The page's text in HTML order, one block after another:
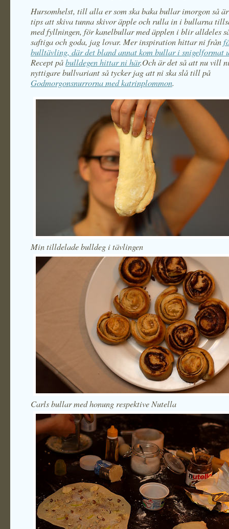
Hursomhelst, till alla er som ska baka bullar imorgon så
tips att skiva tunna skivor äpple och rulla in i bullarna
med fyllningen, för kanelbullar med äpplen i blir alldeles
saftiga och goda, jag lovar. Mer inspiration hittar ni från
bulltävling, där det bland annat kom bullar i snigelformat
Recept påbulldegen hittar ni här.Och är det så att nu vill
nyttigare bullvariant så tycker jag att ni ska slå till på
Godmorgonsnurrorna med katrinplommon.
Min tilldelade bulldeg i tävlingen
Carls bullar med honung respektive Nutella